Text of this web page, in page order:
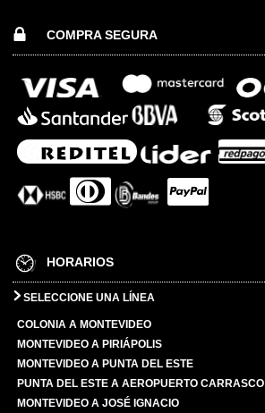
COMPRA SEGURA
HORARIOS
SELECCIONE UNA LÍNEA
COLONIA A MONTEVIDEO
MONTEVIDEO A PIRIÁPOLIS
MONTEVIDEO A PUNTA DEL ESTE
PUNTA DEL ESTE A AEROPUERTO CARRASCO
MONTEVIDEO A JOSÉ IGNACIO